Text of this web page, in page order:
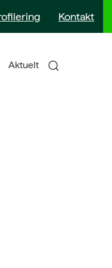
Kontakt
Aktuelt